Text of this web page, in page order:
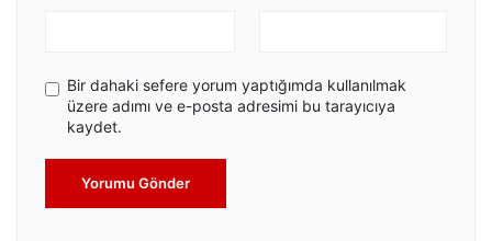
Bir dahaki sefere yorum yaptığımda kullanılmak
üzere adımı ve e-posta adresimi bu tarayıcıya
kaydet.
Yorumu Gönder